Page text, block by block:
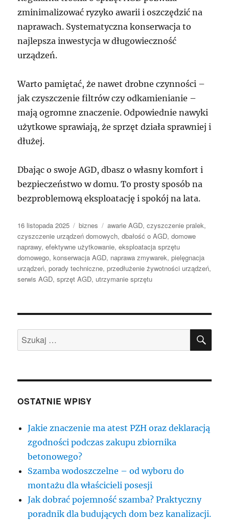
zminimalizować ryzyko awarii i oszczędzić na
naprawach. Systematyczna konserwacja to
najlepsza inwestycja w długowieczność
urządzeń.
Warto pamiętać, że nawet drobne czynności –
jak czyszczenie filtrów czy odkamienianie –
mają ogromne znaczenie. Odpowiednie nawyki
użytkowe sprawiają, że sprzęt działa sprawniej i
dłużej.
Dbając o swoje AGD, dbasz o własny komfort i
bezpieczeństwo w domu. To prosty sposób na
bezproblemową eksploatację i spokój na lata.
Data
publikacji
16 listopada 2025 Kategorie
biznes Tagi
awarie AGD,czyszczenie pralek,
czyszczenie urządzeń domowych,dbałość o AGD,domowe
naprawy,efektywne użytkowanie,eksploatacja sprzętu
domowego,konserwacja AGD, naprawa zmywarek,pielęgnacja
urządzeń,porady techniczne,przedłużenie żywotności urządzeń,
serwis AGD,sprzęt AGD, utrzymanie sprzętu
Szukaj:
OSTATNIE WPISY
Jakie znaczenie ma atest PZH oraz deklaracją
zgodności podczas zakupu zbiornika
betonowego?
Szamba wodoszczelne – od wyboru do
montażu dla właścicieli posesji
Jak dobrać pojemność szamba? Praktyczny
poradnik dla budujących dom bez kanalizacji.